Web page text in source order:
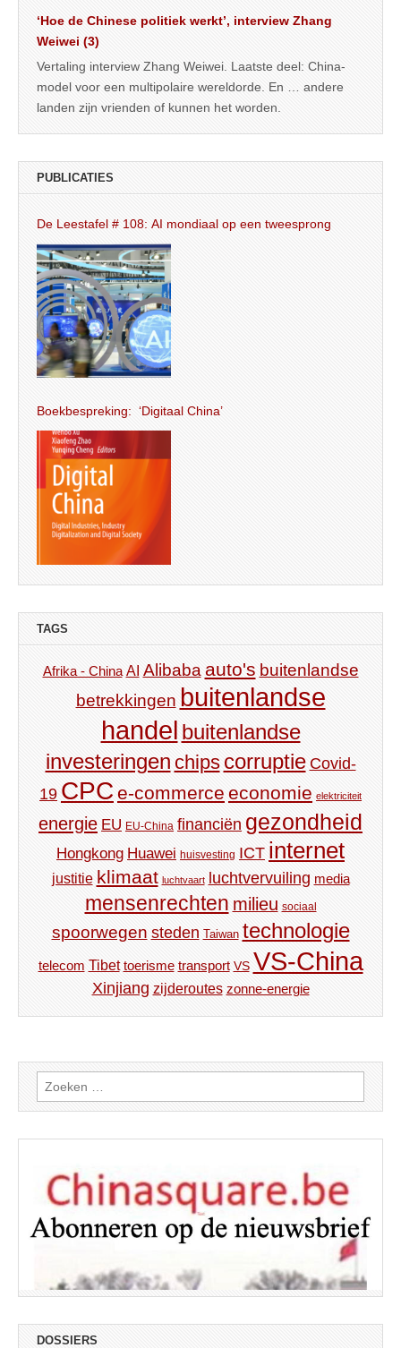
‘Hoe de Chinese politiek werkt’, interview Zhang
Weiwei (3)
Vertaling interview Zhang Weiwei. Laatste deel: China-
model voor een multipolaire wereldorde. En … andere
landen zijn vrienden of kunnen het worden.
PUBLICATIES
De Leestafel # 108: AI mondiaal op een tweesprong
Boekbespreking: ‘Digitaal China’
TAGS
Afrika - China AI Alibaba auto's buitenlandse
betrekkingen buitenlandse
handel buitenlandse
investeringen chips corruptie Covid-
19 CPC e-commerce economie elektriciteit
energie EU EU-China financiën gezondheid
Hongkong Huawei huisvesting ICT internet
justitie klimaat luchtvaart luchtvervuiling media
mensenrechten milieu sociaal
spoorwegen steden Taiwan technologie
telecom Tibet toerisme transport VS VS-China
Xinjiang zijderoutes zonne-energie
Zoeken
naar:
DOSSIERS